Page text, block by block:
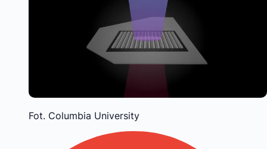
Fot. Columbia University